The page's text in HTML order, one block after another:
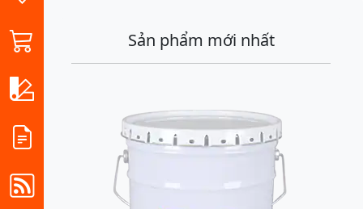
Sản phẩm mới nhất